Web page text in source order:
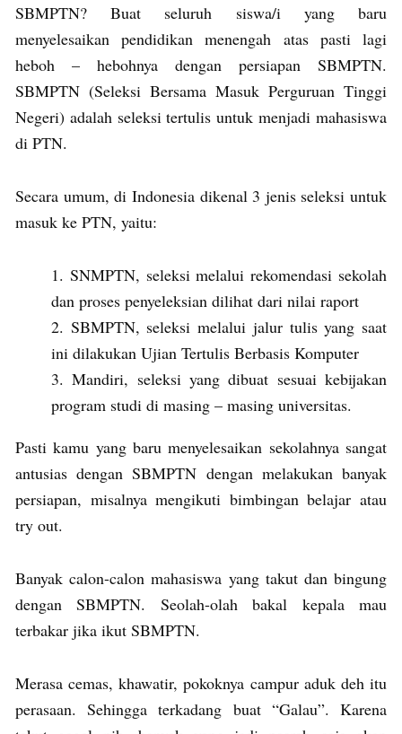
SBMPTN? Buat seluruh siswa/i yang baru
menyelesaikan pendidikan menengah atas pasti lagi
heboh – hebohnya dengan persiapan SBMPTN.
SBMPTN (Seleksi Bersama Masuk Perguruan Tinggi
Negeri) adalah seleksi tertulis untuk menjadi mahasiswa
di PTN.
Secara umum, di Indonesia dikenal 3 jenis seleksi untuk
masuk ke PTN, yaitu:
SNMPTN, seleksi melalui rekomendasi sekolah
dan proses penyeleksian dilihat dari nilai raport
SBMPTN, seleksi melalui jalur tulis yang saat
ini dilakukan Ujian Tertulis Berbasis Komputer
Mandiri, seleksi yang dibuat sesuai kebijakan
program studi di masing – masing universitas.
Pasti kamu yang baru menyelesaikan sekolahnya sangat
antusias dengan SBMPTN dengan melakukan banyak
persiapan, misalnya mengikuti bimbingan belajar atau
try out.
Banyak calon-calon mahasiswa yang takut dan bingung
dengan SBMPTN. Seolah-olah bakal kepala mau
terbakar jika ikut SBMPTN.
Merasa cemas, khawatir, pokoknya campur aduk deh itu
perasaan. Sehingga terkadang buat “Galau”. Karena